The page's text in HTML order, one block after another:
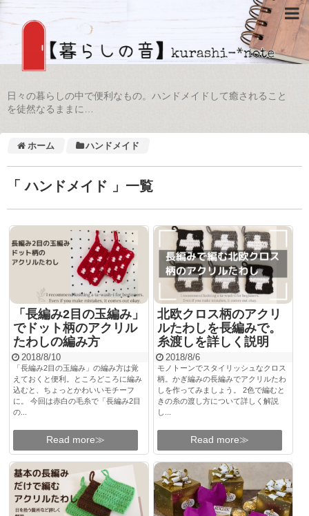
日々の暮らしの中で便利なもの。ハンドメイドして癒されること
を徒然なるままに…
ホーム ハンドメイド
「 ハンドメイド 」一覧
「長編み2目の玉編み」
でドット柄のアクリル
たわしの編み方
2018/8/10
「長編み2目の玉編み」の編み方は覚
えておくと便利。ところどころに編み
込むと、ちょっとかわいいモチーフ
に。 今回は赤白の毛糸で「長編み2目
の...
Read more≫
北欧クロス柄のアクリ
ルたわしを長編みで。
糸渡しを詳しく説明
2018/8/6
モノトーンでスタイリッシュなクロス
柄。かぎ編みの長編みでアクリルたわ
しを作ってみましょう。 2色で編むと
きの糸の渡し方について詳しく解説
し...
Read more≫